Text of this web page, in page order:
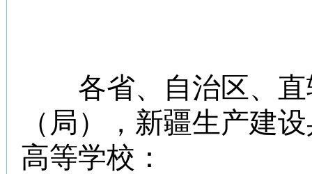
各省、自治区、直
（局），新疆生产建
高等学校：